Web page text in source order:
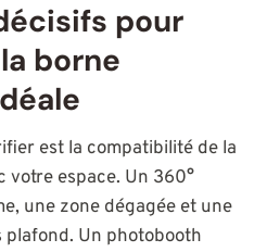
pour
borne
est la compatibilité de la
votre espace. Un 360°
une zone dégagée et une
Un photobooth